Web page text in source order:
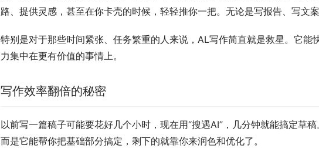
路、提供灵感，甚至在你卡壳的时候，轻轻推你一把。无论是写报告、写文
特别是对于那些时间紧张、任务繁重的人来说，AL写作简直就是救星。它能
力集中在更有价值的事情上。
写作效率翻倍的秘密
以前写一篇稿子可能要花好几个小时，现在用“搜遇AI”，几分钟就能搞定草
而是它能帮你把基础部分搞定，剩下的就靠你来润色和优化了。